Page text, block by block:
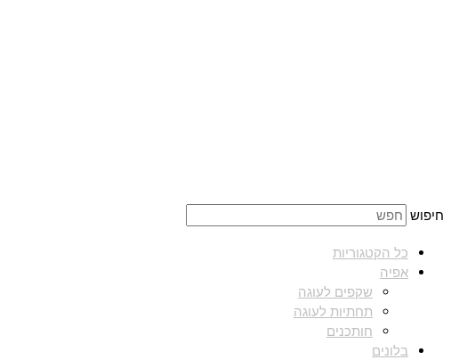
חיפוש
כל הקטגוריות
אפיה
שקפים לעוגה
תחתיות לעוגה
חותכנים
בלונים